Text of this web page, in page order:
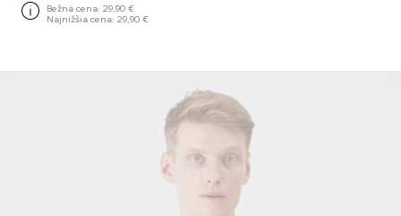
Bežná cena: 29,90 €
Najnižšia cena: 29,90 €